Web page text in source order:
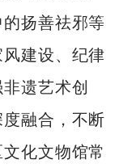
扬善祛邪等
建设、纪律
遗艺术创
融合，不断
化文物馆常